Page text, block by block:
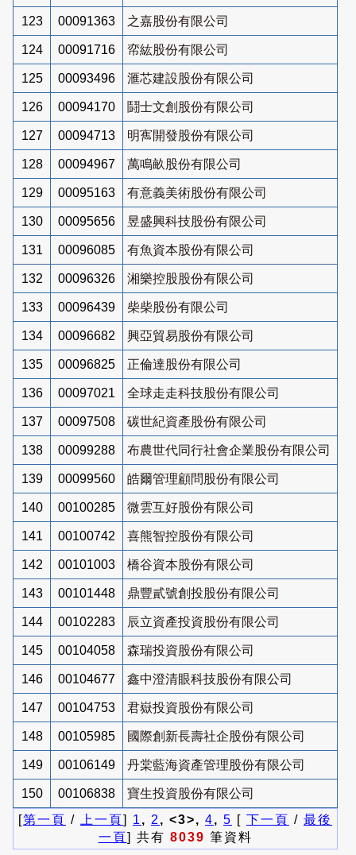
123 00091363 之嘉股份有限公司
124 00091716 帟紘股份有限公司
125 00093496 滙芯建設股份有限公司
126 00094170 鬪士文創股份有限公司
127 00094713 明寯開發股份有限公司
128 00094967 萬鳴畝股份有限公司
129 00095163 有意義美術股份有限公司
130 00095656 昱盛興科技股份有限公司
131 00096085 有魚資本股份有限公司
132 00096326 湘樂控股股份有限公司
133 00096439 柴柴股份有限公司
134 00096682 興亞貿易股份有限公司
135 00096825 正倫達股份有限公司
136 00097021 全球走走科技股份有限公司
137 00097508 碳世紀資產股份有限公司
138 00099288 布農世代同行社會企業股份有限公司
139 00099560 皓爾管理顧問股份有限公司
140 00100285 微雲互好股份有限公司
141 00100742 喜熊智控股份有限公司
142 00101003 橋谷資本股份有限公司
143 00101448 鼎豐貳號創投股份有限公司
144 00102283 辰立資產投資股份有限公司
145 00104058 森瑞投資股份有限公司
146 00104677 鑫中澄清眼科技股份有限公司
147 00104753 君嶽投資股份有限公司
148 00105985 國際創新長壽社企股份有限公司
149 00106149 丹棠藍海資產管理股份有限公司
150 00106838
寶生投資股份有限公司
[第一頁 / 上一頁] 1 , 2 , <3>, 4, 5 [ 下一頁 / 最後
一頁] 共有 8039 筆資料